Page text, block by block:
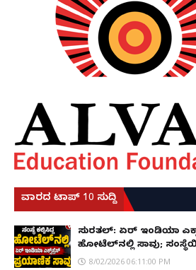
ವಾರದ ಟಾಪ್ 10 ಸುದ್ದಿ
ಸುರತ್ಕಲ್: ಏರ್ ಇಂಡಿಯಾ
ಹೋಟೆಲ್‌ನಲ್ಲಿ ಸಾವು;
8/02/2026 06:11:00 PM